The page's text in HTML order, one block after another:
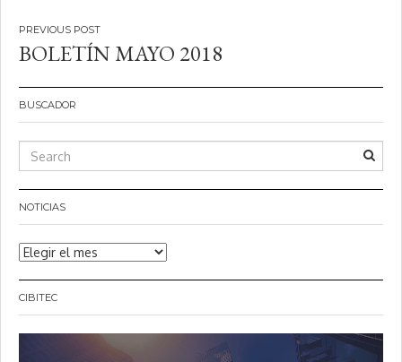
Navegación
de
entradas
BOLETÍN MAYO 2018
BUSCADOR
NOTICIAS
Noticias
CIBITEC